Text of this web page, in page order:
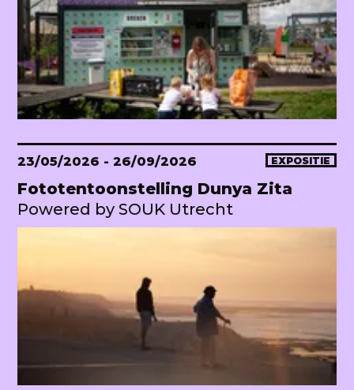
23/05/2026 - 26/09/2026 EXPOSITIE
Fototentoonstelling Dunya Zita
Powered by SOUK Utrecht